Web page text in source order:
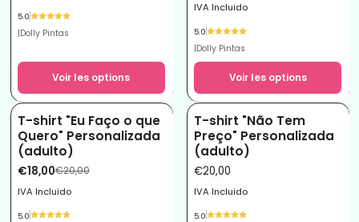
5.0
|Dolly Pintas
Voir les options
IVA Incluido
5.0
|Dolly Pintas
Voir les options
-10%
T-shirt "Eu Faço o que
Quero" Personalizada
(adulto)
€18,00€20,00
IVA Incluido
5.0
T-shirt "Não Tem
Preço" Personalizada
(adulto)
€20,00
IVA Incluido
5.0